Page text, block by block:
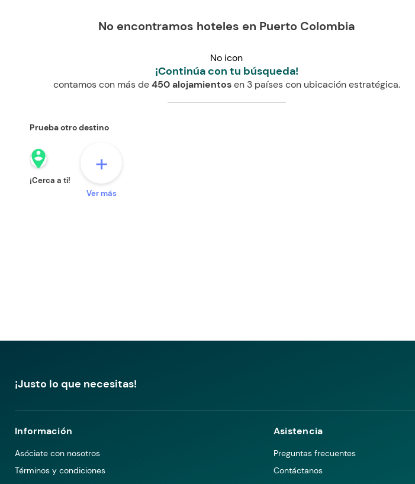
No encontramos hoteles en Puerto Colombia
No icon
¡Continúa con tu búsqueda!
contamos con más de450 alojamientosen 3 países con ubicación estratégica.
Prueba otro destino
person_pin_circle
¡Cerca a ti!
+
Ver más
¡Justo lo que necesitas!
Información
Asóciate con nosotros
Términos y condiciones
Asistencia
Preguntas frecuentes
Contáctanos